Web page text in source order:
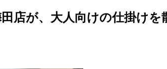
田店が、大人向けの仕掛け